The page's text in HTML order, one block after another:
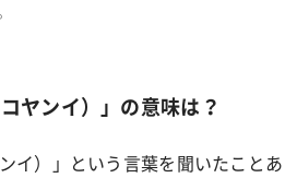
ヤンイ）」の意味は？
イ）」という言葉を聞いたことあ